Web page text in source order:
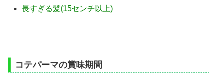
長すぎる髪(15センチ以上)
コテパーマの賞味期間